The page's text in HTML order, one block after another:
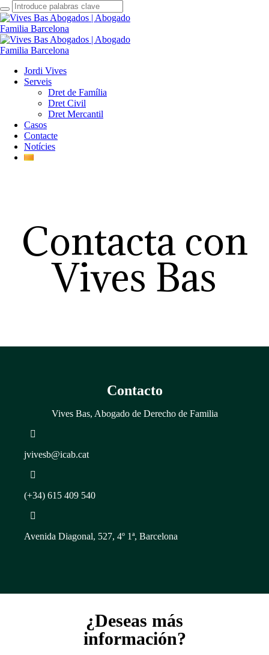
Jordi Vives
Serveis
Dret de Família
Dret Civil
Dret Mercantil
Casos
Contacte
Notícies
Contacta con
Vives Bas
Contacto
Vives Bas, Abogado de Derecho de Familia
jvivesb@icab.cat
(+34) 615 409 540
Avenida Diagonal, 527, 4º 1ª, Barcelona
¿Deseas más
información?